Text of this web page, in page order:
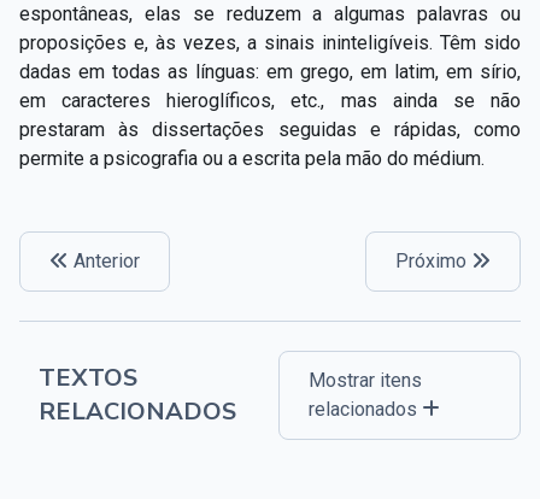
espontâneas, elas se reduzem a algumas palavras ou
proposições e, às vezes, a sinais ininteligíveis. Têm sido
dadas em todas as línguas: em grego, em latim, em sírio,
em caracteres hieroglíficos, etc., mas ainda se não
prestaram às dissertações seguidas e rápidas, como
permite a psicografia ou a escrita pela mão do médium.
Anterior Próximo
TEXTOS
RELACIONADOS
Mostrar itens
relacionados